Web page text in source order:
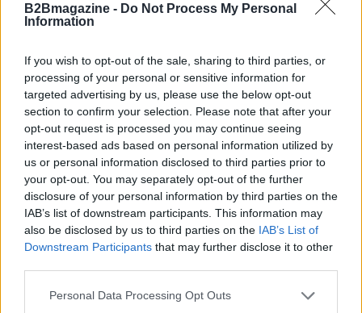
B2Bmagazine - Do Not Process My Personal
Information
If you wish to opt-out of the sale, sharing to third parties, or
processing of your personal or sensitive information for
targeted advertising by us, please use the below opt-out
section to confirm your selection. Please note that after your
opt-out request is processed you may continue seeing
interest-based ads based on personal information utilized by
us or personal information disclosed to third parties prior to
your opt-out. You may separately opt-out of the further
disclosure of your personal information by third parties on the
IAB’s list of downstream participants. This information may
also be disclosed by us to third parties on the IAB’s List of
Downstream Participants that may further disclose it to other
Please note that this website/app uses one or more Google
Personal Data Processing Opt Outs
Al termine dei trial, i raggruppamenti presenteranno
scelte degli operatori di rete e dei policymaker.
L’approccio sperimentale, fondato su misurazioni
oggettive e scenari reali, offre una base solida per
valutare l’adozione su larga scala delcalcolo
distribuito. Se i benefici confermeranno le attese,
le reti del futuro avranno una struttura più flessibile
e servizi digitali più performanti.
La strada verso infrastrutture di rete più intelligenti
passa quindi attraverso test concreti e
collaborazione multisettoriale: il successo di queste